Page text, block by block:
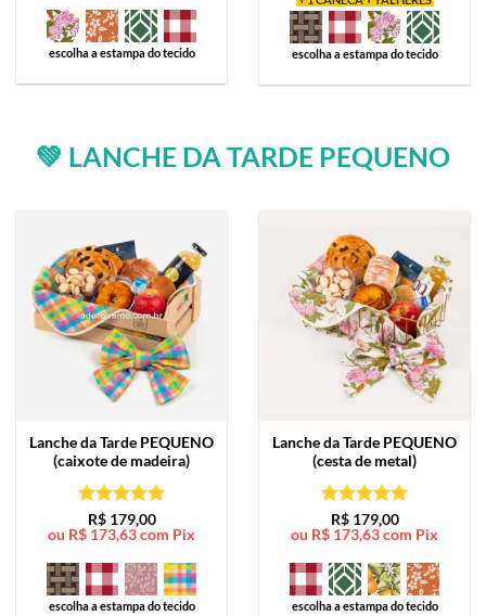
escolha a estampa do tecido escolha a estampa do tecido
💚 LANCHE DA TARDE PEQUENO
Lanche da Tarde PEQUENO
(caixote de madeira)
Avaliação5
de 5
R$179,00
ou R$ 173,63com Pix
escolha a estampa do tecido
Lanche da Tarde PEQUENO
(cesta de metal)
Avaliação5
de 5
R$179,00
ou R$ 173,63com Pix
escolha a estampa do tecido